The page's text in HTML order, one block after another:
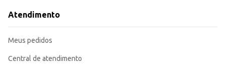
Atendimento
Meus pedidos
Central de atendimento